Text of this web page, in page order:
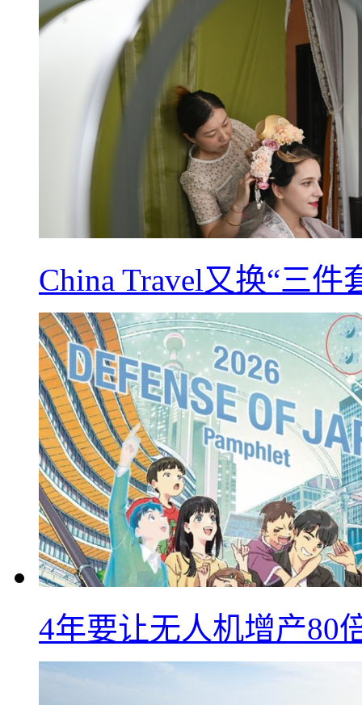
China Travel又换“三
4年要让无人机增产80